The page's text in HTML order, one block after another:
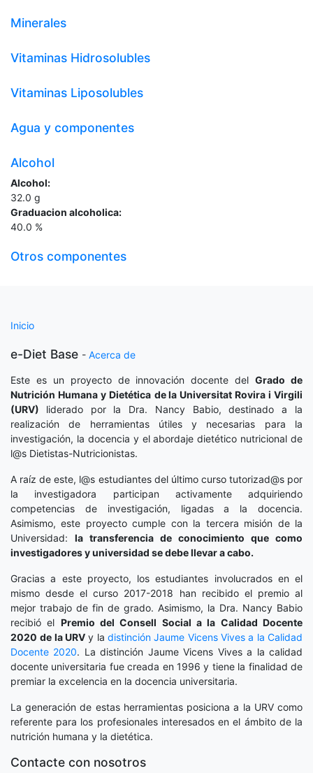
Minerales
Vitaminas Hidrosolubles
Vitaminas Liposolubles
Agua y componentes
Alcohol
Alcohol:
32.0 g
Graduacion alcoholica:
40.0 %
Otros componentes
Inicio
e-Diet Base - Acerca de
Este es un proyecto de innovación docente delGrado de
Nutrición Humana y Dietética de la Universitat Rovira i Virgili
(URV) liderado por la Dra. Nancy Babio, destinado a la
realización de herramientas útiles y necesarias para la
investigación, la docencia y el abordaje dietético nutricional de
l@s Dietistas-Nutricionistas.
A raíz de este, l@s estudiantes del último curso tutorizad@s por
la investigadora participan activamente adquiriendo
competencias de investigación, ligadas a la docencia.
Asimismo, este proyecto cumple con la tercera misión de la
Universidad: la transferencia de conocimiento que como
investigadores y universidad se debe llevar a cabo.
Gracias a este proyecto, los estudiantes involucrados en el
mismo desde el curso 2017-2018 han recibido el premio al
mejor trabajo de fin de grado. Asimismo, la Dra. Nancy Babio
recibió el Premio del Consell Social a la Calidad Docente
2020 de la URV y ladistinción Jaume Vicens Vives a la Calidad
Docente 2020. La distinción Jaume Vicens Vives a la calidad
docente universitaria fue creada en 1996 y tiene la finalidad de
premiar la excelencia en la docencia universitaria.
La generación de estas herramientas posiciona a la URV como
referente para los profesionales interesados en el ámbito de la
nutrición humana y la dietética.
Contacte con nosotros